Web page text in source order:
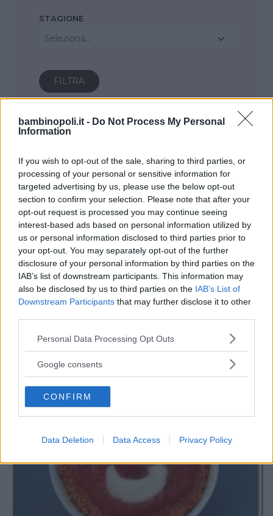
bambinopoli.it - Do Not Process My Personal
Information
If you wish to opt-out of the sale, sharing to third parties, or
processing of your personal or sensitive information for
targeted advertising by us, please use the below opt-out
section to confirm your selection. Please note that after your
opt-out request is processed you may continue seeing
interest-based ads based on personal information utilized by
us or personal information disclosed to third parties prior to
your opt-out. You may separately opt-out of the further
disclosure of your personal information by third parties on the
IAB’s list of downstream participants. This information may
also be disclosed by us to third parties on the IAB’s List of
Downstream Participants that may further disclose it to other
Please note that this website/app uses one or more Google
not limited to your visit or usage behaviour. You may click to
use your data for below specified purposes in below Google
consent section.
Personal Data Processing Opt Outs
Google consents
CONFIRM
Data Deletion Data Access Privacy Policy
STAGIONE
Seleziona...
TUTTI I GIORNI • PIATTI UNICI • PIATTI VEGETARIANI •
Crocchette di miglio e piselli